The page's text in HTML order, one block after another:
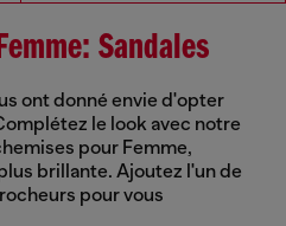
Sandales
ont donné envie d'opter
le look avec notre
pour Femme,
brillante. Ajoutez l'un de
pour vous